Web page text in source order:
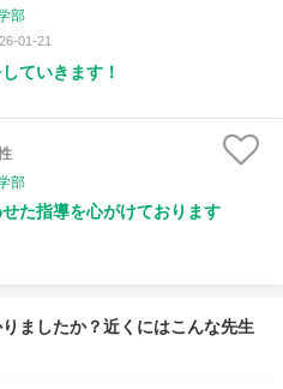
部
01-21
ていきます！
部
た指導を心がけております
ましたか？近くにはこんな先生